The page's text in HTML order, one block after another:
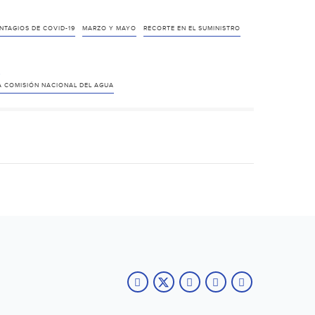
DE COVID-19 MARZO Y MAYO RECORTE EN EL SUMINISTRO
COMISIÓN NACIONAL DEL AGUA